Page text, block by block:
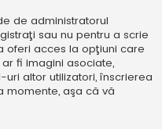
de administratorul
sau nu pentru a scrie
oferi acces la opţiuni care
fi imagini asociate,
altor utilizatori, înscrierea
momente, aşa că vă